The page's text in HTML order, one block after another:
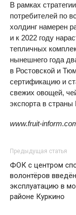
В рамках
потребителей по
холдинг намерен
и к 2022 году
тепличных
нынешнего года
в Ростовской и
сертификацию и
свежих овощей,
экспорта в
www.fruit-
Предыдущая статья
ФОК с центром
волонтёров
эксплуатацию в
районе Куркино